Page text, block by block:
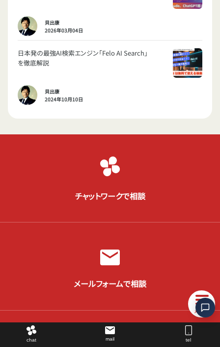
貝出康
2026年03月04日
日本発の最強AI検索エンジン「Felo AI Search」
を徹底解説
貝出康
2024年10月10日
チャットワークで相談
メールフォームで相談
088-611-2333
chat mail tel